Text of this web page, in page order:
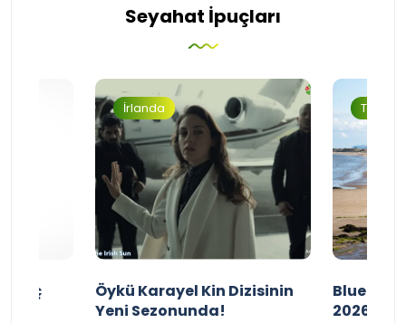
Seyahat İpuçları
Maç
İrlanda
Öykü Karayel Kin Dizisinin
Yeni Sezonunda!
Turizm
Blue
2026